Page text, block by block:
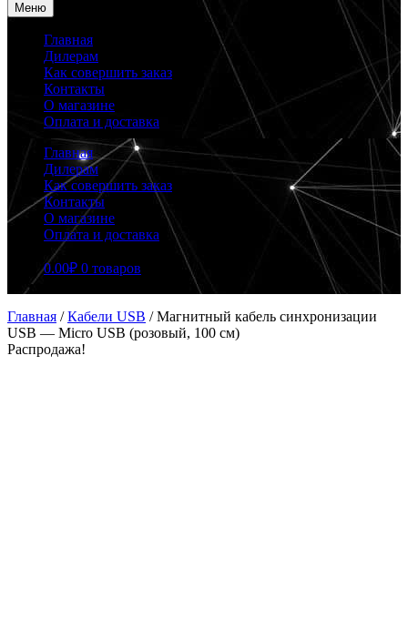
Меню
Главная
Дилерам
Как совершить заказ
Контакты
О магазине
Оплата и доставка
Главная
Дилерам
Как совершить заказ
Контакты
О магазине
Оплата и доставка
0.00₽ 0 товаров
Главная /Кабели USB /Магнитный кабель синхронизации
USB — Micro USB (розовый, 100 см)
Распродажа!